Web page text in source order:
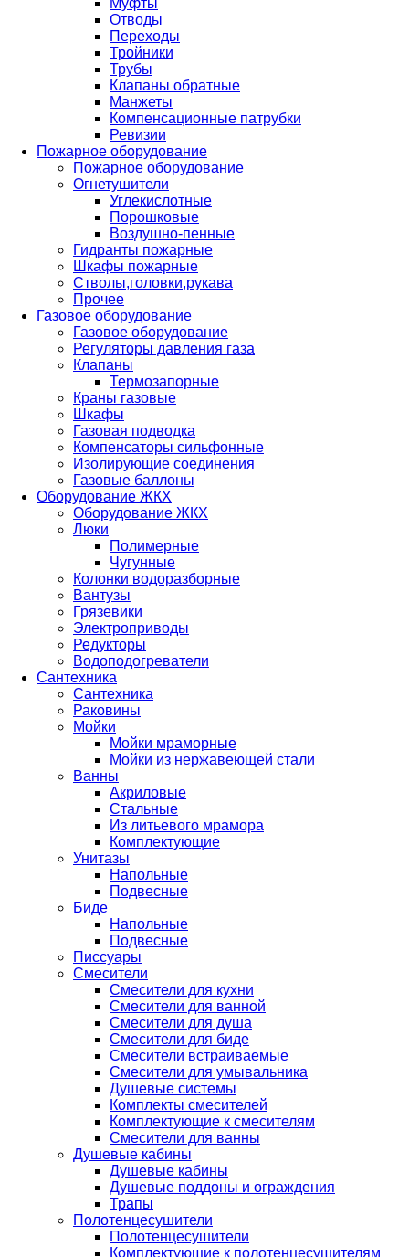
Муфты
Отводы
Переходы
Тройники
Трубы
Клапаны обратные
Манжеты
Компенсационные патрубки
Ревизии
Пожарное оборудование
Пожарное оборудование
Огнетушители
Углекислотные
Порошковые
Воздушно-пенные
Гидранты пожарные
Шкафы пожарные
Стволы,головки,рукава
Прочее
Газовое оборудование
Газовое оборудование
Регуляторы давления газа
Клапаны
Термозапорные
Краны газовые
Шкафы
Газовая подводка
Компенсаторы сильфонные
Изолирующие соединения
Газовые баллоны
Оборудование ЖКХ
Оборудование ЖКХ
Люки
Полимерные
Чугунные
Колонки водоразборные
Вантузы
Грязевики
Электроприводы
Редукторы
Водоподогреватели
Сантехника
Сантехника
Раковины
Мойки
Мойки мраморные
Мойки из нержавеющей стали
Ванны
Акриловые
Стальные
Из литьевого мрамора
Комплектующие
Унитазы
Напольные
Подвесные
Биде
Напольные
Подвесные
Писсуары
Смесители
Смесители для кухни
Смесители для ванной
Смесители для душа
Смесители для биде
Смесители встраиваемые
Смесители для умывальника
Душевые системы
Комплекты смесителей
Комплектующие к смесителям
Смесители для ванны
Душевые кабины
Душевые кабины
Душевые поддоны и ограждения
Трапы
Полотенцесушители
Полотенцесушители
Комплектующие к полотенцесушителям